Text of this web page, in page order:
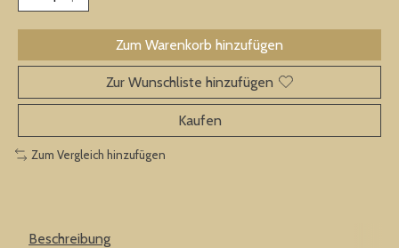
Zum Warenkorb hinzufügen
Zur Wunschliste hinzufügen
Kaufen
Zum Vergleich hinzufügen
Beschreibung